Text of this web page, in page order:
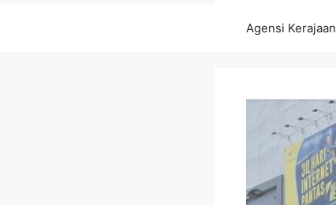
Agensi Kerajaan